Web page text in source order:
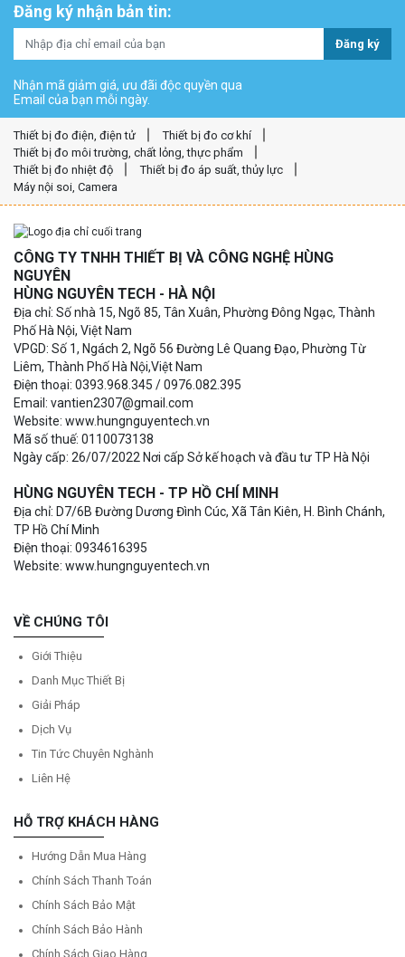
Đăng ký nhận bản tin:
Đăng ký
Nhận mã giảm giá, ưu đãi độc quyền qua
Email của bạn mỗi ngày.
Thiết bị đo điện, điện tử
Thiết bị đo cơ khí
Thiết bị đo môi trường, chất lỏng, thực phẩm
Thiết bị đo nhiệt độ
Thiết bị đo áp suất, thủy lực
Máy nội soi, Camera
CÔNG TY TNHH THIẾT BỊ VÀ CÔNG NGHỆ HÙNG
NGUYÊN
HÙNG NGUYÊN TECH - HÀ NỘI
Địa chỉ: Số nhà 15, Ngõ 85, Tân Xuân, Phường Đông Ngạc, Thành
Phố Hà Nội, Việt Nam
VPGD: Số 1, Ngách 2, Ngõ 56 Đường Lê Quang Đạo, Phường Từ
Liêm, Thành Phố Hà Nội,Việt Nam
Điện thoại: 0393.968.345 / 0976.082.395
Email: vantien2307@gmail.com
Website: www.hungnguyentech.vn
Mã số thuế: 0110073138
Ngày cấp: 26/07/2022 Nơi cấp Sở kế hoạch và đầu tư TP Hà Nội
HÙNG NGUYÊN TECH - TP HỒ CHÍ MINH
Địa chỉ: D7/6B Đường Dương Đình Cúc, Xã Tân Kiên, H. Bình Chánh,
TP Hồ Chí Minh
Điện thoại: 0934616395
Website: www.hungnguyentech.vn
VỀ CHÚNG TÔI
Giới Thiệu
Danh Mục Thiết Bị
Giải Pháp
Dịch Vụ
Tin Tức Chuyên Nghành
Liên Hệ
HỖ TRỢ KHÁCH HÀNG
Hướng Dẫn Mua Hàng
Chính Sách Thanh Toán
Chính Sách Bảo Mật
Chính Sách Bảo Hành
Chính Sách Giao Hàng